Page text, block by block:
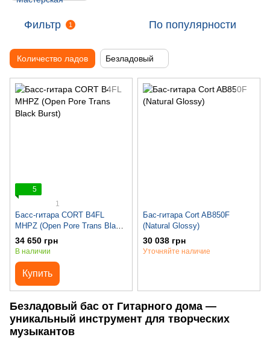
Фильтр 1 По популярности
Количество ладов Безладовый
5
1
Басс-гитара CORT B4FL
MHPZ (Open Pore Trans Black
Burst)
34 650 грн
В наличии
Купить
Бас-гитара Cort AB850F
(Natural Glossy)
30 038 грн
Уточняйте наличие
Безладовый бас от Гитарного дома —
уникальный инструмент для творческих
музыкантов